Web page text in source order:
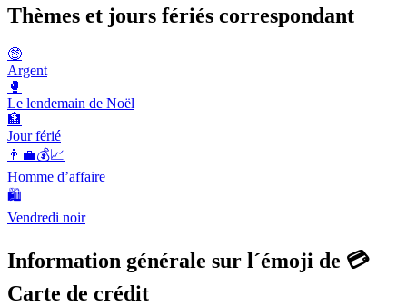
Thèmes et jours fériés correspondant
🤑
Argent
🥊
Le lendemain de Noël
🏦
Jour férié
👨‍💼💰📈
Homme d’affaire
🛍
Vendredi noir
Information générale sur l´émoji de 💳
Carte de crédit